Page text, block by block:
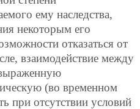
ему наследства,
некоторым его
отказаться от
взаимодействие между
(во временном
при отсутствии условий